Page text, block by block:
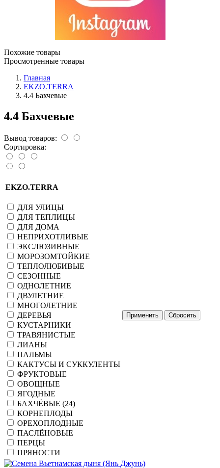
Похожие товары
Просмотренные товары
Главная
EKZO.TERRA
4.4 Бахчевые
4.4 Бахчевые
Вывод товаров:
Сортировка:
EKZO.TERRA
ДЛЯ УЛИЦЫ
ДЛЯ ТЕПЛИЦЫ
ДЛЯ ДОМА
НЕПРИХОТЛИВЫЕ
ЭКСЛЮЗИВНЫЕ
МОРОЗОМТОЙКИЕ
ТЕПЛОЛЮБИВЫЕ
СЕЗОННЫЕ
ОДНОЛЕТНИЕ
ДВУЛЕТНИЕ
МНОГОЛЕТНИЕ
ДЕРЕВЬЯ
КУСТАРНИКИ
ТРАВЯНИСТЫЕ
ЛИАНЫ
ПАЛЬМЫ
КАКТУСЫ И СУККУЛЕНТЫ
ФРУКТОВЫЕ
ОВОЩНЫЕ
ЯГОДНЫЕ
БАХЧЁВЫЕ (24)
КОРНЕПЛОДЫ
ОРЕХОПЛОДНЫЕ
ПАСЛЁНОВЫЕ
ПЕРЦЫ
ПРЯНОСТИ